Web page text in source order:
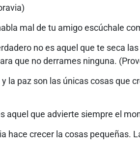
mal de tu amigo escúchale
no es aquel que te seca
que no derrames ninguna.
la paz son las únicas cosas que
aquel que advierte siempre el
hace crecer la cosas pequeñas.